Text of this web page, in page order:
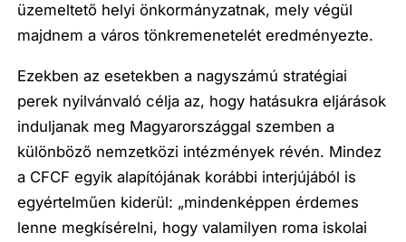
üzemeltető helyi önkormányzatnak, mely végül
majdnem a város tönkremenetelét eredményezte.
Ezekben az esetekben a nagyszámú stratégiai
perek nyilvánvaló célja az, hogy hatásukra eljárások
induljanak meg Magyarországgal szemben a
különböző nemzetközi intézmények révén. Mindez
a CFCF egyik alapítójának korábbi interjújából is
egyértelműen kiderül: „mindenképpen érdemes
lenne megkísérelni, hogy valamilyen roma iskolai